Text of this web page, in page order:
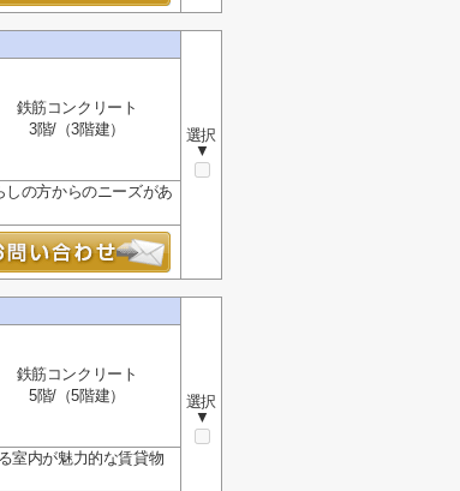
選択
▼
鉄筋コンクリート
3階/（3階建）
の方からのニーズがあ
選択
▼
鉄筋コンクリート
5階/（5階建）
室内が魅力的な賃貸物